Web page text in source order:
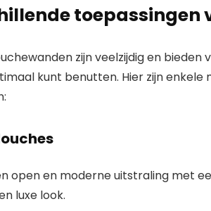
toepassingen
zijn veelzijdig en
kunt benutten. Hier zijn
open en moderne uitstraling met
luxe look.